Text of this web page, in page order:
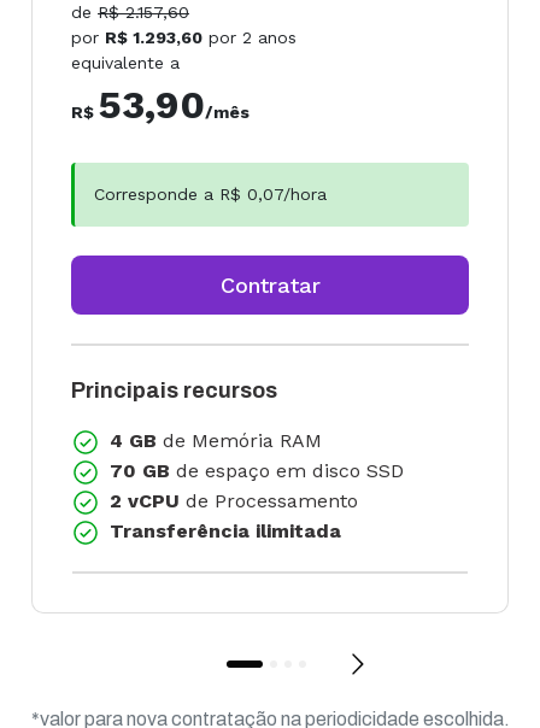
de R$ 2.157,60
por R$ 1.293,60 por 2 anos
equivalente a
R$ 53,90/mês
Corresponde a R$ 0,07/hora
Contratar
Principais recursos
4 GB de Memória RAM
70 GB de espaço em disco SSD
2 vCPU de Processamento
Transferência ilimitada
*valor para nova contratação na periodicidade escolhida.